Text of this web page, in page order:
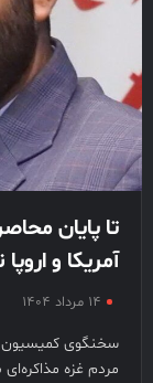
تا پایان
آمریکا و
۱۴ مرداد ۱۴۰۴
سخنگوی کمیسیون
مردم غزه